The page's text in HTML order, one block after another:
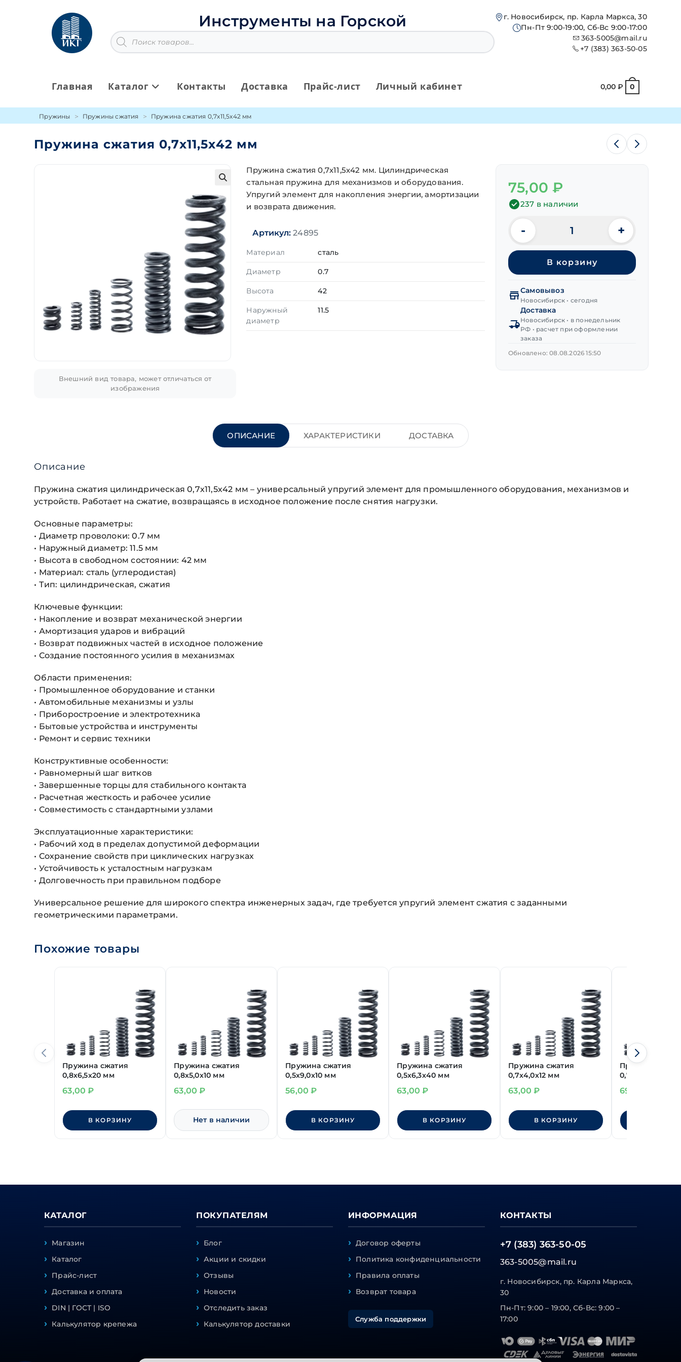
содержимому
Инструменты на Горской
Поиск
товаров
г. Новосибирск, пр. Карла Маркса, 30
Пн-Пт 9:00-19:00, Сб-Вс 9:00-17:00
363-5005@mail.ru
+7 (383) 363-50-05
Главная Каталог Контакты Доставка Прайс-лист Личный кабинет 0,00 ₽ 0
Пружины Пружины сжатия Пружина сжатия 0,7х11,5х42 мм
Пружина сжатия 0,7х11,5х42 мм
Внешний вид товара, может отличаться от
изображения
Пружина сжатия 0,7х11,5х42 мм. Цилиндрическая
стальная пружина для механизмов и оборудования.
Упругий элемент для накопления энергии, амортизации
и возврата движения.
Артикул:24895
Материал сталь
Диаметр 0.7
Высота 42
Наружный
диаметр
11.5
75,00₽
237 в наличии
Количество
товара
Пружина
0,7х11,5х42 мм
- +
В корзину
Самовывоз
Новосибирск • сегодня
Доставка
Новосибирск • в понедельник
РФ • расчет при оформлении
заказа
Обновлено: 08.08.2026 15:50
ОПИСАНИЕ ХАРАКТЕРИСТИКИ ДОСТАВКА
Описание
Пружина сжатия цилиндрическая 0,7х11,5х42 мм – универсальный упругий элемент для промышленного оборудования, механизмов и
устройств. Работает на сжатие, возвращаясь в исходное положение после снятия нагрузки.
Основные параметры:
• Диаметр проволоки: 0.7 мм
• Наружный диаметр: 11.5 мм
• Высота в свободном состоянии: 42 мм
• Материал: сталь (углеродистая)
• Тип: цилиндрическая, сжатия
Ключевые функции:
• Накопление и возврат механической энергии
• Амортизация ударов и вибраций
• Возврат подвижных частей в исходное положение
• Создание постоянного усилия в механизмах
Области применения:
• Промышленное оборудование и станки
• Автомобильные механизмы и узлы
• Приборостроение и электротехника
• Бытовые устройства и инструменты
• Ремонт и сервис техники
Конструктивные особенности:
• Равномерный шаг витков
• Завершенные торцы для стабильного контакта
• Расчетная жесткость и рабочее усилие
• Совместимость с стандартными узлами
Эксплуатационные характеристики:
• Рабочий ход в пределах допустимой деформации
• Сохранение свойств при циклических нагрузках
• Устойчивость к усталостным нагрузкам
• Долговечность при правильном подборе
Универсальное решение для широкого спектра инженерных задач, где требуется упругий элемент сжатия с заданными
геометрическими параметрами.
Похожие товары
Пружина сжатия
0,8х6,5х20 мм
63,00₽
В КОРЗИНУ
Пружина сжатия
0,8х5,0х10 мм
63,00₽
Нет в наличии
Пружина сжатия
0,5х9,0х10 мм
56,00₽
В КОРЗИНУ
Пружина сжатия
0,5х6,3х40 мм
63,00₽
В КОРЗИНУ
Пружина сжатия
0,7х4,0х12 мм
63,00₽
В КОРЗИНУ
Пружина
0,7х7,0х16 мм
69,00
КАТАЛОГ
Магазин
Каталог
Прайс-лист
Доставка и оплата
DIN | ГОСТ | ISO
Калькулятор крепежа
ПОКУПАТЕЛЯМ
Блог
Акции и скидки
Отзывы
Новости
Отследить заказ
Калькулятор доставки
ИНФОРМАЦИЯ
Договор оферты
Политика конфиденциальности
Правила оплаты
Возврат товара
Служба поддержки
КОНТАКТЫ
+7 (383) 363-50-05
363-5005@mail.ru
г. Новосибирск, пр. Карла Маркса,
30
Пн-Пт: 9:00 – 19:00, Сб-Вс: 9:00 –
17:00